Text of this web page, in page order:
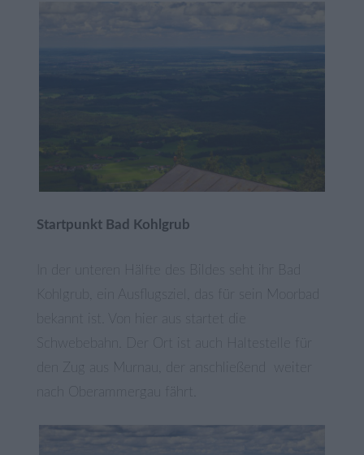
Startpunkt Bad Kohlgrub
In der unteren Hälfte des Bildes seht ihr Bad
Kohlgrub, ein Ausflugsziel, das für sein Moorbad
Schwebebahn. Der Ort ist auch Haltestelle für
den Zug aus Murnau, der anschließend weiter
nach Oberammergau fährt.